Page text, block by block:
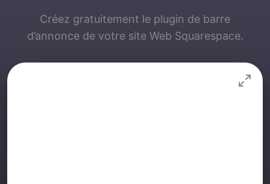
Créez gratuitement le plugin de barre
d’annonce de votre site Web Squarespace.